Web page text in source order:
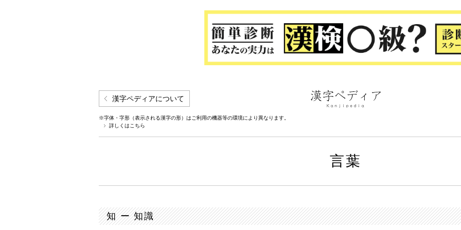
漢字ペディアについて
※字体・字形（表示される漢字の形）はご利用の機器等の環境により異なります。
詳しくはこちら
言葉
知 ー 知識